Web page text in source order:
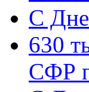
C
630
СФР